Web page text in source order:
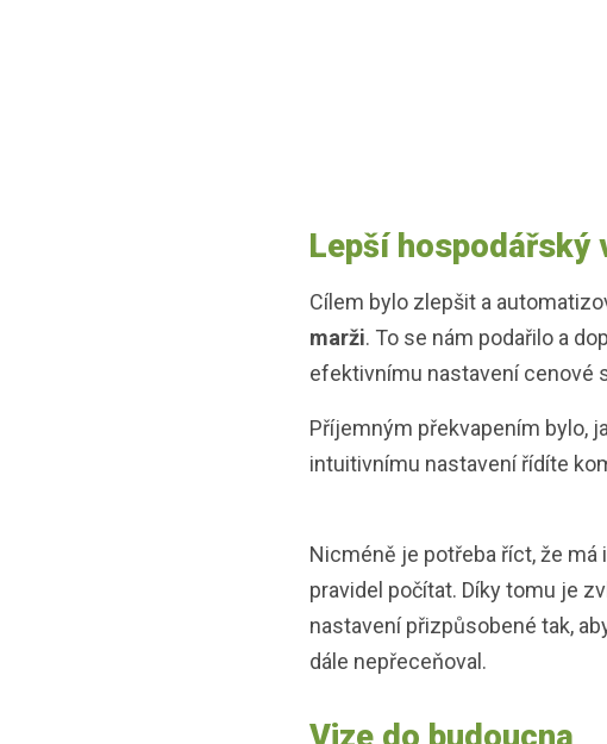
Lepší hospodářský
Cílem bylo zlepšit a
marži. To se nám podařilo a
efektivnímu nastavení cenové
Příjemným překvapením bylo,
intuitivnímu nastavení řídíte
Nicméně je potřeba říct, že má
pravidel počítat. Díky tomu je
nastavení přizpůsobené tak,
dále nepřeceňoval.